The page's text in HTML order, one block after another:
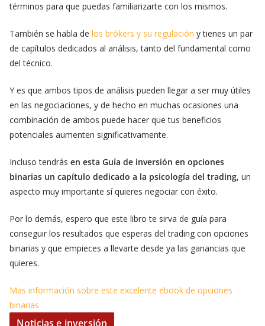
términos para que puedas familiarizarte con los mismos.
También se habla de los brókers y su regulación y tienes un par
de capítulos dedicados al análisis, tanto del fundamental como
del técnico.
Y es que ambos tipos de análisis pueden llegar a ser muy útiles
en las negociaciones, y de hecho en muchas ocasiones una
combinación de ambos puede hacer que tus beneficios
potenciales aumenten significativamente.
Incluso tendrás en esta Guía de inversión en opciones
binarias un capítulo dedicado a la psicología del trading, un
aspecto muy importante sí quieres negociar con éxito.
Por lo demás, espero que este libro te sirva de guía para
conseguir los resultados que esperas del trading con opciones
binarias y que empieces a llevarte desde ya las ganancias que
quieres.
Mas información sobre este excelente ebook de opciones
binarias
Noticias e inversión